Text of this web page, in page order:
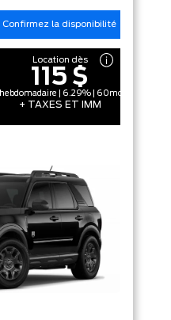
Confirmez la disponibilité
Location dès
115 $
hebdomadaire | 6.29% | 60mo
+ TAXES ET IMM